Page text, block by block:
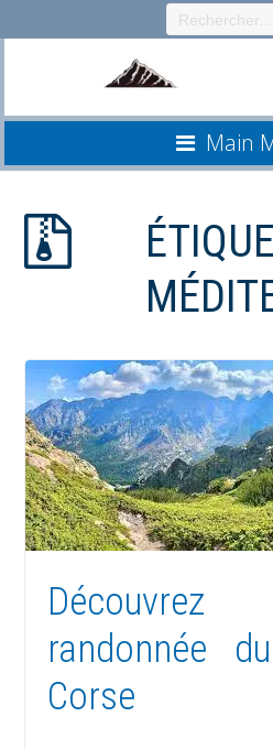
au
Main
randonnée
Corse